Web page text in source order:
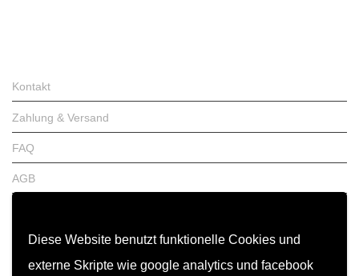
Diese Website benutzt funktionelle Cookies und
externe Skripte wie google analytics und facebook
Kontakt
Zahlung & Versand
FAQ
AGB
Garantiebedingungen
Impressum